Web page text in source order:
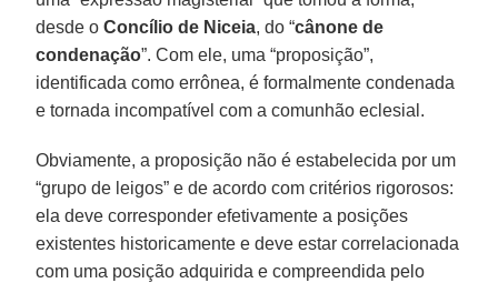
desde oConcílio de Niceia, do “cânone de
condenação”. Com ele, uma “proposição”,
identificada como errônea, é formalmente condenada
e tornada incompatível com a comunhão eclesial.
Obviamente, a proposição não é estabelecida por um
“grupo de leigos” e de acordo com critérios rigorosos:
ela deve corresponder efetivamente a posições
existentes historicamente e deve estar correlacionada
com uma posição adquirida e compreendida pelo